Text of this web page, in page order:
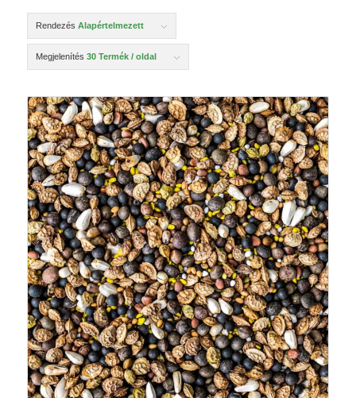
Rendezés Alapértelmezett
Megjelenítés 30 Termék / oldal